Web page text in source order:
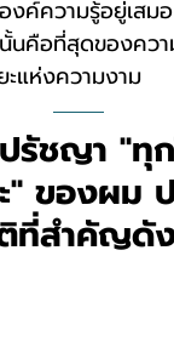
ความรู้อยู่เสมอ
นคือที่สุดของคว
ะแห่งความงาม
รัชญา "ทุ
" ของผม
ที่สำคัญดั